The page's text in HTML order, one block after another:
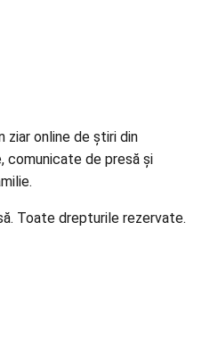
ziar online de știri din
comunicate de presă și
Toate drepturile rezervate.